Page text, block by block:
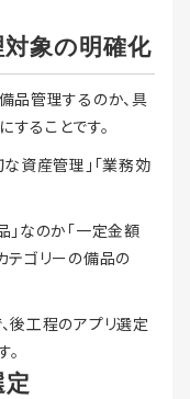
象の明確化
品管理するのか、具
ることです。
な資産管理」「業務効
」なのか「一定金額
テゴリーの備品の
後工程のアプリ選定